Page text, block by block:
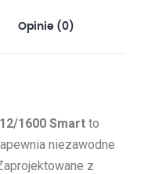
Opinie (0)
1600 Smart to
niezawodne
z